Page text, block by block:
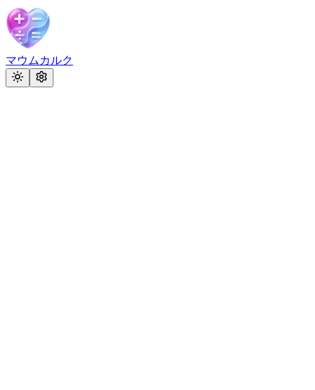
マウムカルク